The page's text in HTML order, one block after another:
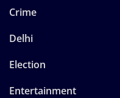
Crime
Delhi
Election
Entertainment